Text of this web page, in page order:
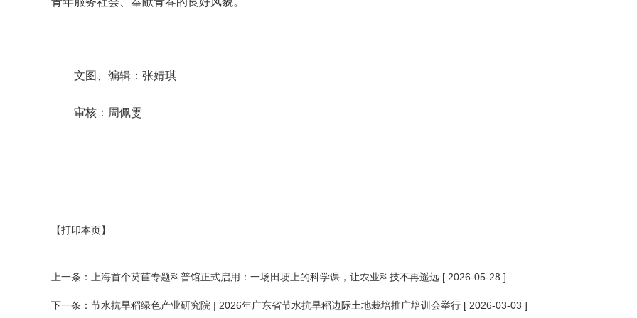
文图、编辑：张婧琪
审核：周佩雯
【打印本页】
上一条： 上海首个莴苣专题科普馆正式启用：一场田埂上的科学课，让农业科技不再遥远 [ 2026-05-28 ]
下一条： 节水抗旱稻绿色产业研究院 | 2026年广东省节水抗旱稻边际土地栽培推广培训会举行 [ 2026-03-03 ]